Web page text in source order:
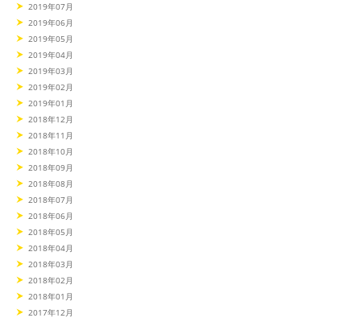
2019年07月
2019年06月
2019年05月
2019年04月
2019年03月
2019年02月
2019年01月
2018年12月
2018年11月
2018年10月
2018年09月
2018年08月
2018年07月
2018年06月
2018年05月
2018年04月
2018年03月
2018年02月
2018年01月
2017年12月